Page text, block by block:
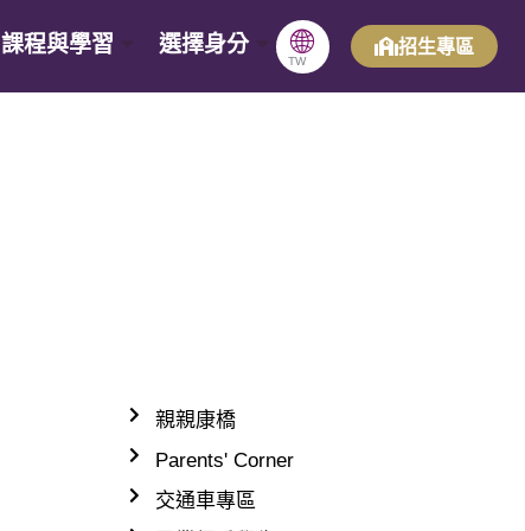
課程與學習 選擇身分 🌐
TW
招生專區
親親康橋
Parents' Corner
交通車專區